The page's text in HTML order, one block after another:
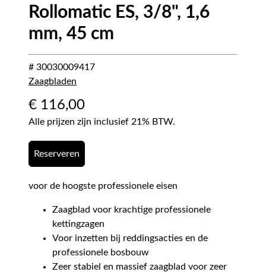
Rollomatic ES, 3/8", 1,6
mm, 45 cm
# 30030009417
Zaagbladen
€ 116,00
Alle prijzen zijn inclusief 21% BTW.
Reserveren
voor de hoogste professionele eisen
Zaagblad voor krachtige professionele
kettingzagen
Voor inzetten bij reddingsacties en de
professionele bosbouw
Zeer stabiel en massief zaagblad voor zeer